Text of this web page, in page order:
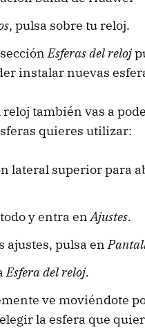
, pulsa sobre tu reloj.
Esferas del reloj
instalar nuevas
reloj también vas a
quieres utilizar:
lateral superior para
y entra enAjustes.
ajustes, pulsa en
Esfera del reloj.
ve moviéndote
la esfera que